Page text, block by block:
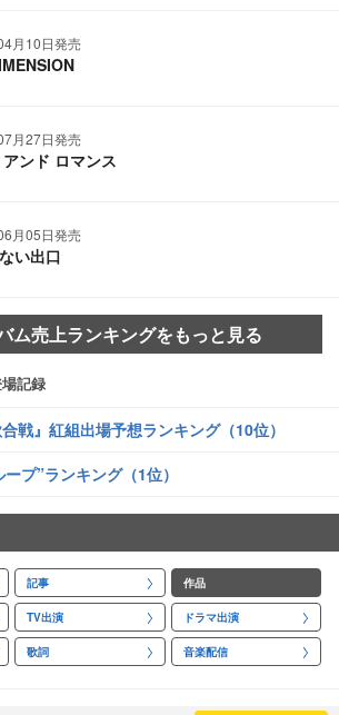
月10日発売
月27日発売
ンド ロマンス
月05日発売
い出口
ム売上ランキングをもっと見る
記録
戦』紅組出場予想ランキング（10位）
プ”ランキング（1位）
記事 作品
TV出演 ドラマ出演
歌詞 音楽配信